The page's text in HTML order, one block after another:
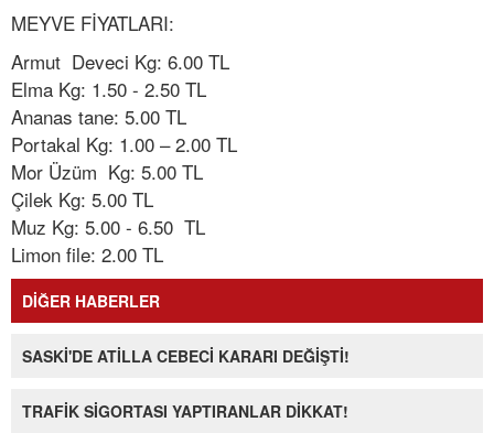
MEYVE FİYATLARI:
Armut Deveci Kg: 6.00 TL
Elma Kg: 1.50 - 2.50 TL
Ananas tane: 5.00 TL
Portakal Kg: 1.00 – 2.00 TL
Mor Üzüm Kg: 5.00 TL
Çilek Kg: 5.00 TL
Muz Kg: 5.00 - 6.50 TL
Limon file: 2.00 TL
DİĞER HABERLER
SASKİ'DE ATİLLA CEBECİ KARARI DEĞİŞTİ!
TRAFİK SİGORTASI YAPTIRANLAR DİKKAT!